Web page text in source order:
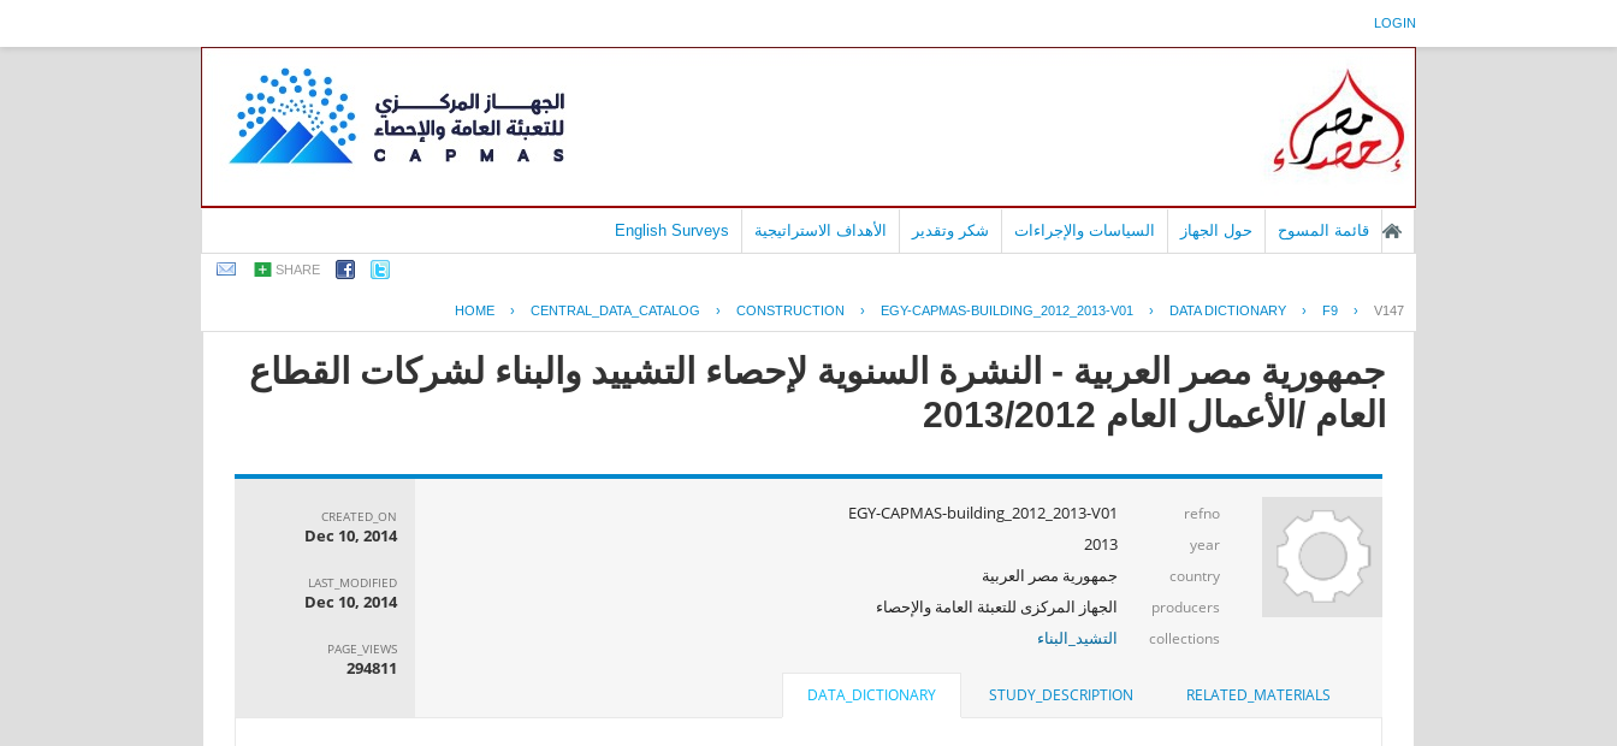
LOGIN
قائمة المسوح حول الجهاز السياسات والإجراءات شكر وتقدير الأهداف الاستراتيجية English Surveys
SHARE
HOME › CENTRAL_DATA_CATALOG › CONSTRUCTION › EGY-CAPMAS-BUILDING_2012_2013-V01 › DATA DICTIONARY › F9 › V147
جمهورية مصر العربية - النشرة السنوية لإحصاء التشييد والبناء لشركات القطاع
العام /الأعمال العام 2013/2012
refno
EGY-CAPMAS-building_2012_2013-V01
year
2013
country جمهورية مصر العربية
producers الجهاز المركزى للتعبئة العامة والإحصاء
collections التشيد_البناء
CREATED_ON
Dec 10, 2014
LAST_MODIFIED
Dec 10, 2014
PAGE_VIEWS
294811
RELATED_MATERIALS
STUDY_DESCRIPTION
DATA_DICTIONARY